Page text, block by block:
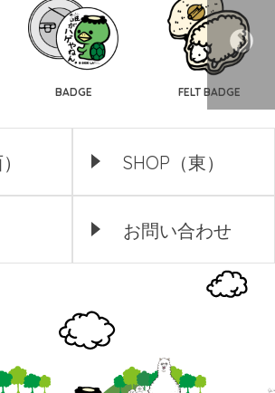
BADGE FELT BADGE
SHOP（東）
お問い合わせ